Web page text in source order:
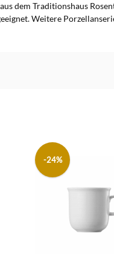
dem Traditionshaus
Weitere
-24%